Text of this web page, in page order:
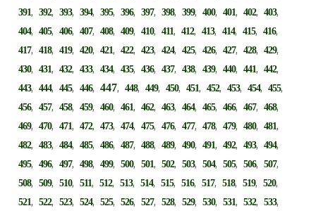
391,392,393,394,395,396,397,398,399,400,401,402,403,
404,405,406,407,408,409,410,411,412,413,414,415,416,
417,418,419,420,421,422,423,424,425,426,427,428,429,
430,431,432,433,434,435,436,437,438,439,440,441,442,
443,444,445,446,447,448,449,450,451,452,453,454,455,
456,457,458,459,460,461,462,463,464,465,466,467,468,
469,470,471,472,473,474,475,476,477,478,479,480,481,
482,483,484,485,486,487,488,489,490,491,492,493,494,
495,496,497,498,499,500,501,502,503,504,505,506,507,
508,509,510,511,512,513,514,515,516,517,518,519,520,
521,522,523,524,525,526,527,528,529,530,531,532,533,